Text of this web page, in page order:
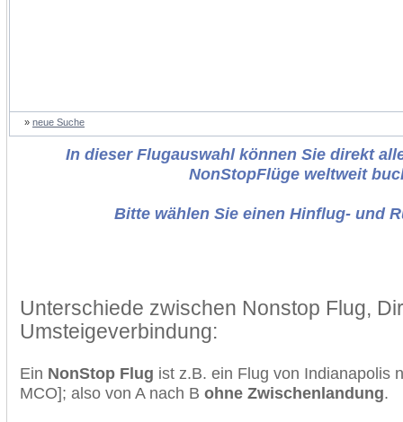
» neue Suche
In dieser Flugauswahl können Sie direkt
NonStopFlüge weltweit
Bitte wählen Sie einen Hinflug- und
Unterschiede zwischen Nonstop Flug,
Umsteigeverbindung:
Ein NonStop Flug ist z.B. ein Flug von Indianapolis
MCO]; also von A nach B ohne Zwischenlandung.